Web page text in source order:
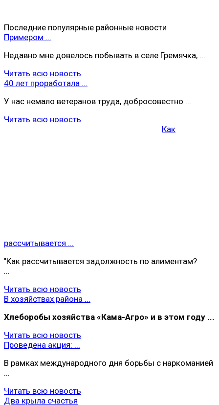
Последние популярные районные новости
Примером ...
Недавно мне довелось побывать в селе Гремячка, ...
Читать всю новость
40 лет проработала ...
У нас немало ветеранов труда, добросовестно ...
Читать всю новость
Как
рассчитывается ...
"Как рассчитывается задолжность по алиментам?
...
Читать всю новость
В хозяйствах района ...
Хлеборобы хoзяйства «Кама-Агро» и в этом году ...
Читать всю новость
Проведена акция: ...
В рамках международного дня борьбы с наркоманией
...
Читать всю новость
Два крыла счастья